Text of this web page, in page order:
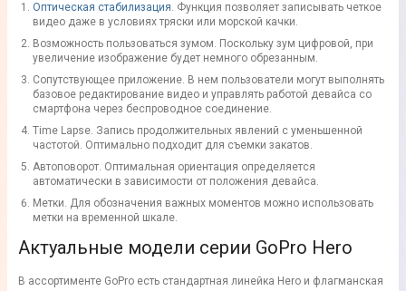
Оптическая стабилизация. Функция позволяет записывать четкое
видео даже в условиях тряски или морской качки.
Возможность пользоваться зумом. Поскольку зум цифровой, при
увеличение изображение будет немного обрезанным.
Сопутствующее приложение. В нем пользователи могут выполнять
базовое редактирование видео и управлять работой девайса со
смартфона через беспроводное соединение.
Time Lapse. Запись продолжительных явлений с уменьшенной
частотой. Оптимально подходит для съемки закатов.
Автоповорот. Оптимальная ориентация определяется
автоматически в зависимости от положения девайса.
Метки. Для обозначения важных моментов можно использовать
метки на временной шкале.
Актуальные модели серии GoPro Hero
В ассортименте GoPro есть стандартная линейка Hero и флагманская